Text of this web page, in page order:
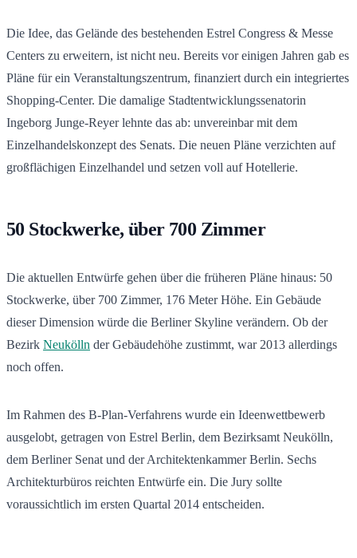
Die Idee, das Gelände des bestehenden Estrel Congress & Messe
Centers zu erweitern, ist nicht neu. Bereits vor einigen Jahren gab es
Pläne für ein Veranstaltungszentrum, finanziert durch ein integriertes
Shopping-Center. Die damalige Stadtentwicklungssenatorin
Ingeborg Junge-Reyer lehnte das ab: unvereinbar mit dem
Einzelhandelskonzept des Senats. Die neuen Pläne verzichten auf
großflächigen Einzelhandel und setzen voll auf Hotellerie.
50 Stockwerke, über 700 Zimmer
Die aktuellen Entwürfe gehen über die früheren Pläne hinaus: 50
Stockwerke, über 700 Zimmer, 176 Meter Höhe. Ein Gebäude
dieser Dimension würde die Berliner Skyline verändern. Ob der
Bezirk Neukölln der Gebäudehöhe zustimmt, war 2013 allerdings
noch offen.
Im Rahmen des B-Plan-Verfahrens wurde ein Ideenwettbewerb
ausgelobt, getragen von Estrel Berlin, dem Bezirksamt Neukölln,
dem Berliner Senat und der Architektenkammer Berlin. Sechs
Architekturbüros reichten Entwürfe ein. Die Jury sollte
voraussichtlich im ersten Quartal 2014 entscheiden.